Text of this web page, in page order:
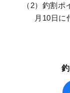
（2）釣割
月10日に